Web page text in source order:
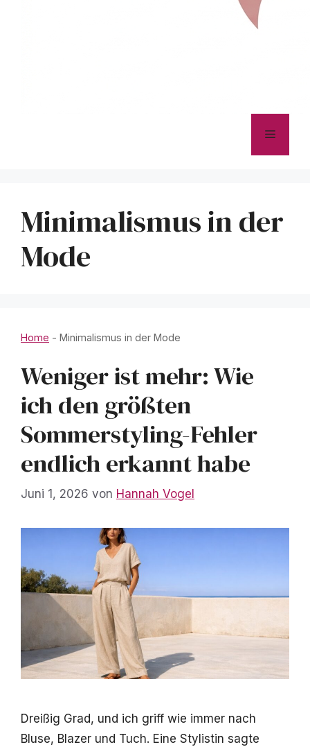
Menü
Minimalismus in der
Mode
Home - Minimalismus in der Mode
Weniger ist mehr: Wie
ich den größten
Sommerstyling-Fehler
endlich erkannt habe
Juni 1, 2026 von Hannah Vogel
Dreißig Grad, und ich griff wie immer nach
Bluse, Blazer und Tuch. Eine Stylistin sagte